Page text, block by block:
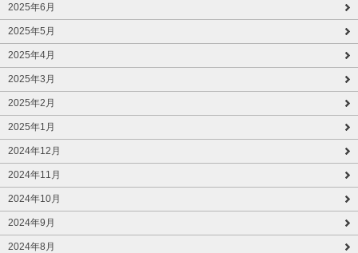
2025年6月
2025年5月
2025年4月
2025年3月
2025年2月
2025年1月
2024年12月
2024年11月
2024年10月
2024年9月
2024年8月